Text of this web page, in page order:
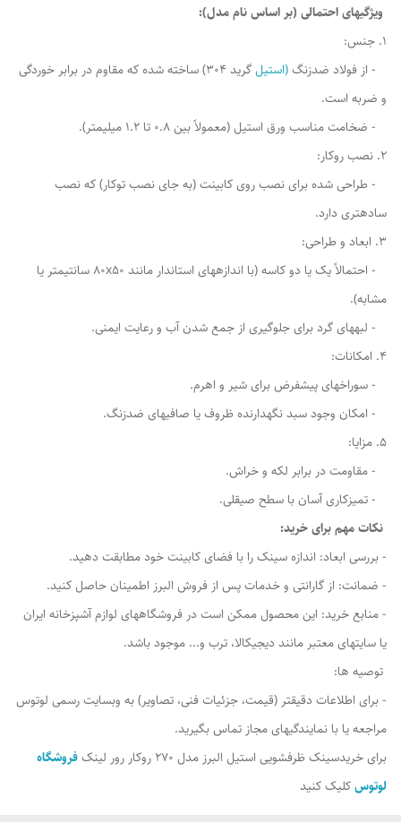
ویژگیهای احتمالی (بر اساس نام مدل):
1. جنس:
- از فولاد ضدزنگ(استیل
گرید ۳۰۴) ساخته شده که مقاوم در برابر خوردگی
و ضربه است.
- ضخامت مناسب ورق استیل (معمولاً بین ۰.۸ تا ۱.۲ میلیمتر).
2. نصب روکار:
- طراحی شده برای نصب روی کابینت (به جای نصب توکار) که نصب
سادهتری دارد.
3. ابعاد و طراحی:
- احتمالاً یک یا دو کاسه (با اندازههای استاندار مانند ۸۰x50 سانتیمتر یا
مشابه).
- لبههای گرد برای جلوگیری از جمع شدن آب و رعایت ایمنی.
4. امکانات:
- سوراخهای پیشفرض برای شیر و اهرم.
- امکان وجود سبد نگهدارنده ظروف یا صافیهای ضدزنگ.
5. مزایا:
- مقاومت در برابر لکه و خراش.
- تمیزکاری آسان با سطح صیقلی.
نکات مهم برای خرید:
- بررسی ابعاد: اندازه سینک را با فضای کابینت خود مطابقت دهید.
- ضمانت: از گارانتی و خدمات پس از فروش البرز اطمینان حاصل کنید.
- منابع خرید: این محصول ممکن است در فروشگاههای لوازم آشپزخانه ایران
یا سایتهای معتبر مانند دیجیکالا، ترب و... موجود باشد.
توصیه ها:
- برای اطلاعات دقیقتر (قیمت، جزئیات فنی، تصاویر) به وبسایت رسمی لوتوس
مراجعه یا با نمایندگیهای مجاز تماس بگیرید.
برای خریدسینک ظرفشویی استیل البرز مدل 270 روکار رور لینک
فروشگاه
لوتوسکلیک کنید